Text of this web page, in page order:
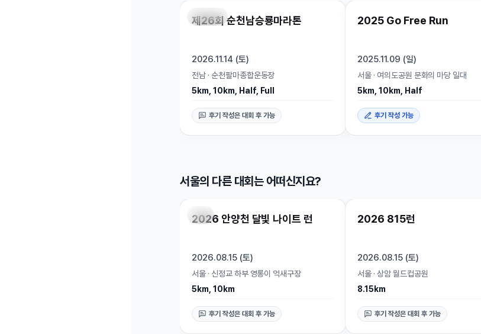
신청 가능
제26회 순천남승룡마라톤
2026.11.14 (토)
전남· 순천팔마종합운동장
5km, 10km, Half, Full
후기 작성은 대회 후 가능
종료
2025 Go Free Run
2025.11.09 (일)
서울· 여의도공원 문화의 마당 일대
5km, 10km, Half
후기 작성 가능
서울의 다른 대회는 어떠신지요?
마감
2026 안양천 달빛 나이트 런
2026.08.15 (토)
서울· 신정교 하부 영롱이 억새구장
5km, 10km
후기 작성은 대회 후 가능
마감
2026 815런
2026.08.15 (토)
서울· 상암 월드컵공원
8.15km
후기 작성은 대회 후 가능